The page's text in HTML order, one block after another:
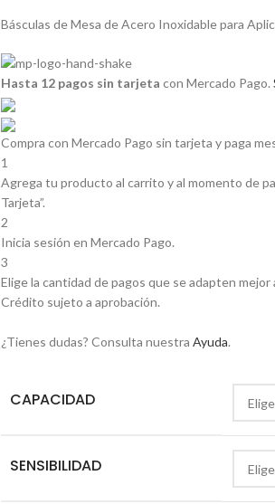
Básculas de Mesa de Acero Inoxidable para
Hasta 12 pagos sin tarjeta con Mercado Pago.
Compra con Mercado Pago sin tarjeta y paga
1
Agrega tu producto al carrito y al momento de
Tarjeta”.
2
Inicia sesión en Mercado Pago.
3
Elige la cantidad de pagos que se adapten mejor
Crédito sujeto a aprobación.
¿Tienes dudas? Consulta nuestra Ayuda.
CAPACIDAD
SENSIBILIDAD